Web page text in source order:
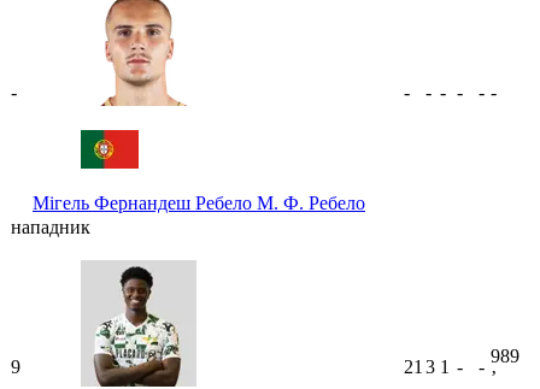
-
Мігель Фернандеш Ребело М. Ф. Ребело
- - - - - -
нападник
9 21 3 1 - -
989
ʼ